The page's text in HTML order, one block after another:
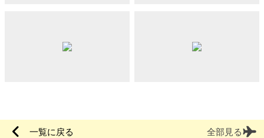
一覧に戻る 全部見る